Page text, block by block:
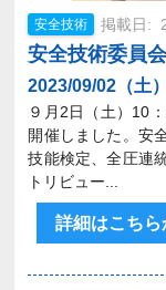
安全技術
2023/09/02（土
安全技術委員
９月2日（土）10
開催しました。安
技能検定、全圧連
トリビュー...
詳細はこちら